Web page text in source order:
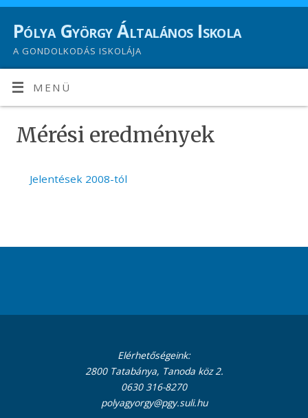
Pólya György Általános Iskola
A GONDOLKODÁS ISKOLÁJA
MENÜ
Mérési eredmények
Jelentések 2008-tól
Elérhetőségeink:
2800 Tatabánya, Tanoda köz 2.
0630 316-8270
polyagyorgy@pgy.suli.hu